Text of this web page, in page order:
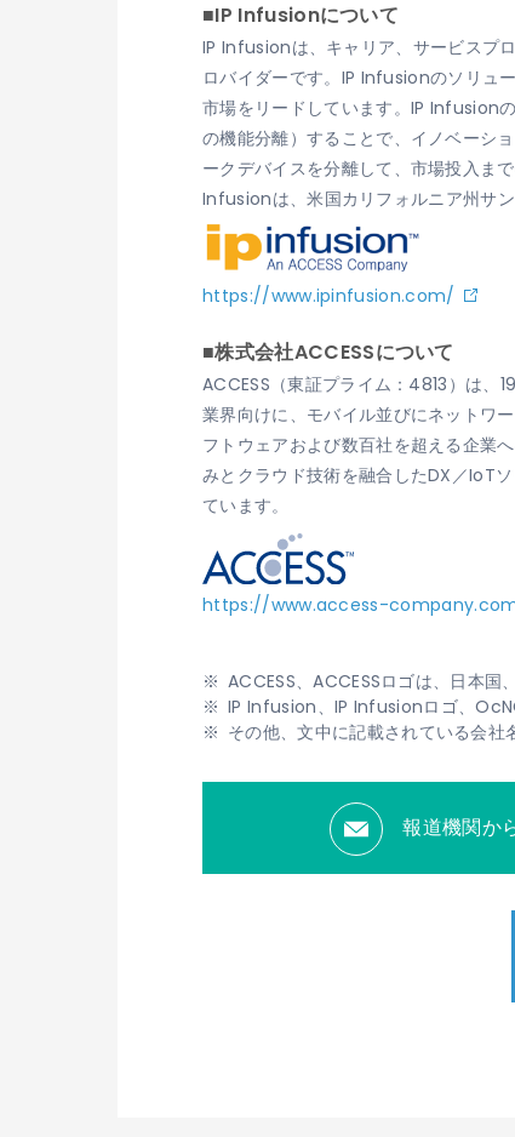
■IP Infusionについて
IP Infusionは、キャリア、サービスプ
ロバイダーです。IP Infusionのソリュ
市場をリードしています。IP Infusion
の機能分離）することで、イノベーシ
ークデバイスを分離して、市場投入ま
Infusionは、米国カリフォルニア州サン
https://www.ipinfusion.com/
■株式会社ACCESSについて
ACCESS（東証プライム：4813）は、
業界向けに、モバイル並びにネットワ
フトウェアおよび数百社を超える企業
みとクラウド技術を融合したDX／IoT
ています。
https://www.access-
ACCESS、ACCESSロゴは、日本国
IP Infusion、IP Infusionロゴ、
その他、文中に記載されている会社
報道機関か